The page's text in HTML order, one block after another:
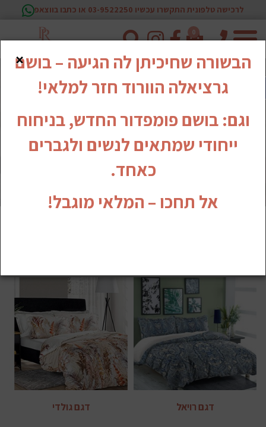
לרכישה טלפונית התקשרו עכשיו 03-9522250 או כתבו בווצאפ
טלפון
0
דגם רויאל דגם גולדי
×
הבשורה שחיכיתן לה הגיעה – בושם
גרציאלה הוורוד חזר למלאי!
וגם: בושם פומפדור החדש, בניחוח
ייחודי שמתאים לנשים ולגברים
כאחד.
אל תחכו – המלאי מוגבל!